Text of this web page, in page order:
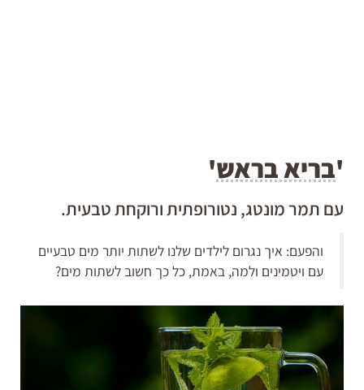
'בריא בראש'
עם תמר מונטג, נטורופתית ורוקחת טבעית.
והפעם: איך נגרום לילדים שלנו לשתות יותר מים טבעיים
עם ויטמינים ולמה, באמת, כל כך חשוב לשתות מים?